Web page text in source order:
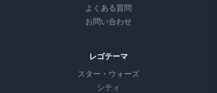
よくある質問
お問い合わせ
レゴテーマ
スター・ウォーズ
シティ